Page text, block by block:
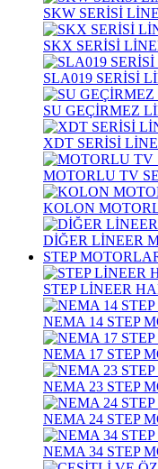
SKW SERİSİ
SKX SERİSİ
SLA019 SERİSİ
SU GEÇİRMEZ
XDT SERİSİ
MOTORLU TV
KOLON
DİĞER LİNEER
STEP
STEP LİNEER
NEMA 14 STEP
NEMA 17 STEP
NEMA 23 STEP
NEMA 24 STEP
NEMA 34 STEP